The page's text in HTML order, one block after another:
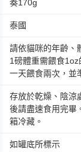
奏170g
泰國
請依貓咪的年齡、
1磅體重需餵食
一天餵食兩次，並
存放於乾燥、陰涼
後請盡速食用完畢
箱冷藏。
如罐底所標示